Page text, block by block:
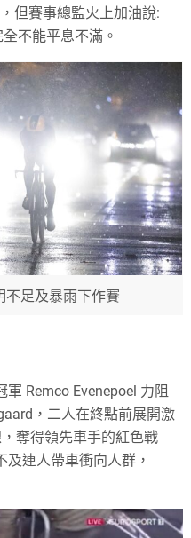
但賽事總監火上加油說:
不能平息不滿。
不足及暴雨下作賽
Remco Evenepoel 力阻
，二人在終點前展開激
奪得領先車手的紅色戰
連人帶車衝向人群，